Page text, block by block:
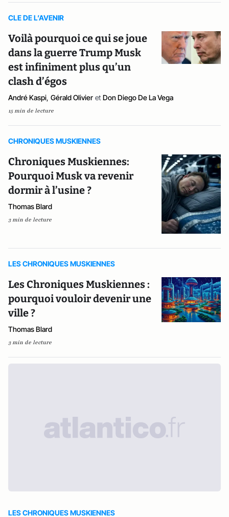
CLE DE L’AVENIR
Voilà pourquoi ce qui se joue
dans la guerre Trump Musk
est infiniment plus qu’un
clash d’égos
André Kaspi, Gérald Olivier et Don Diego De La Vega
15 min de lecture
CHRONIQUES MUSKIENNES
Chroniques Muskiennes:
Pourquoi Musk va revenir
dormir à l’usine ?
Thomas Blard
3 min de lecture
LES CHRONIQUES MUSKIENNES
Les Chroniques Muskiennes :
pourquoi vouloir devenir une
ville ?
Thomas Blard
3 min de lecture
LES CHRONIQUES MUSKIENNES